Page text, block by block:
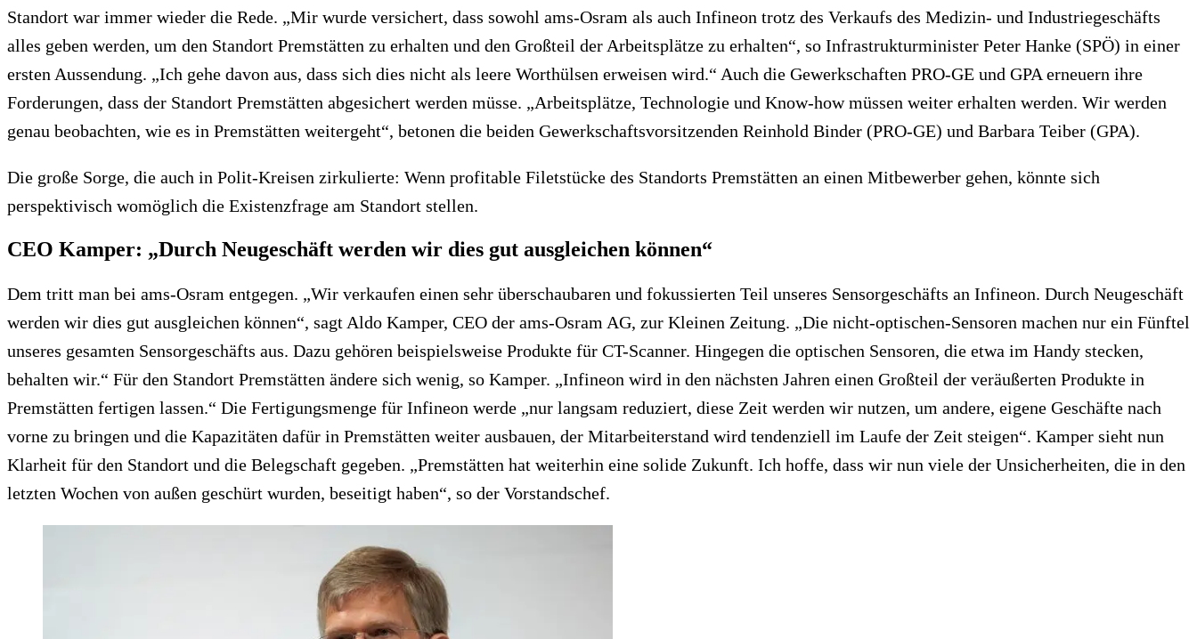
Standort war immer wieder die Rede. „Mir wurde versichert, dass sowohl ams-Osram als auch Infineon trotz des Verkaufs des Medizin- und Industriegeschäfts
alles geben werden, um den Standort Premstätten zu erhalten und den Großteil der Arbeitsplätze zu erhalten“, so Infrastrukturminister Peter Hanke (SPÖ) in einer
ersten Aussendung. „Ich gehe davon aus, dass sich dies nicht als leere Worthülsen erweisen wird.“ Auch die Gewerkschaften PRO-GE und GPA erneuern ihre
Forderungen, dass der Standort Premstätten abgesichert werden müsse. „Arbeitsplätze, Technologie und Know-how müssen weiter erhalten werden. Wir werden
genau beobachten, wie es in Premstätten weitergeht“, betonen die beiden Gewerkschaftsvorsitzenden Reinhold Binder (PRO-GE) und Barbara Teiber (GPA).
Die große Sorge, die auch in Polit-Kreisen zirkulierte: Wenn profitable Filetstücke des Standorts Premstätten an einen Mitbewerber gehen, könnte sich
perspektivisch womöglich die Existenzfrage am Standort stellen.
CEO Kamper: „Durch Neugeschäft werden wir dies gut ausgleichen können“
Dem tritt man bei ams-Osram entgegen. „Wir verkaufen einen sehr überschaubaren und fokussierten Teil unseres Sensorgeschäfts an Infineon. Durch Neugeschäft
werden wir dies gut ausgleichen können“, sagt Aldo Kamper, CEO der ams-Osram AG, zur Kleinen Zeitung. „Die nicht-optischen-Sensoren machen nur ein Fünftel
unseres gesamten Sensorgeschäfts aus. Dazu gehören beispielsweise Produkte für CT-Scanner. Hingegen die optischen Sensoren, die etwa im Handy stecken,
behalten wir.“ Für den Standort Premstätten ändere sich wenig, so Kamper. „Infineon wird in den nächsten Jahren einen Großteil der veräußerten Produkte in
Premstätten fertigen lassen.“ Die Fertigungsmenge für Infineon werde „nur langsam reduziert, diese Zeit werden wir nutzen, um andere, eigene Geschäfte nach
vorne zu bringen und die Kapazitäten dafür in Premstätten weiter ausbauen, der Mitarbeiterstand wird tendenziell im Laufe der Zeit steigen“. Kamper sieht nun
Klarheit für den Standort und die Belegschaft gegeben. „Premstätten hat weiterhin eine solide Zukunft. Ich hoffe, dass wir nun viele der Unsicherheiten, die in den
letzten Wochen von außen geschürt wurden, beseitigt haben“, so der Vorstandschef.